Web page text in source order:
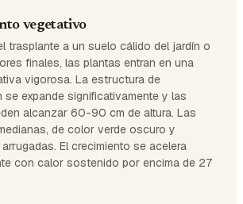
vegetativo
trasplante a un suelo cálido del jardín o
finales, las plantas entran en una
vigorosa. La estructura de
se expande significativamente y las
alcanzar 60-90 cm de altura. Las
de color verde oscuro y
El crecimiento se acelera
con calor sostenido por encima de 27